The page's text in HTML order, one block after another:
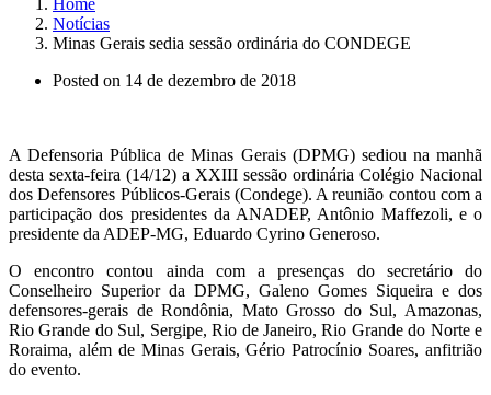
Notícias
Minas Gerais sedia sessão ordinária do CONDEGE
Posted on 14 de dezembro de 2018
A Defensoria Pública de Minas Gerais (DPMG) sediou na manhã
desta sexta-feira (14/12) a XXIII sessão ordinária Colégio Nacional
dos Defensores Públicos-Gerais (Condege). A reunião contou com a
participação dos presidentes da ANADEP, Antônio Maffezoli, e o
presidente da ADEP-MG, Eduardo Cyrino Generoso.
O encontro contou ainda com a presenças do secretário do
Conselheiro Superior da DPMG, Galeno Gomes Siqueira e dos
defensores-gerais de Rondônia, Mato Grosso do Sul, Amazonas,
Rio Grande do Sul, Sergipe, Rio de Janeiro, Rio Grande do Norte e
Roraima, além de Minas Gerais, Gério Patrocínio Soares, anfitrião
do evento.